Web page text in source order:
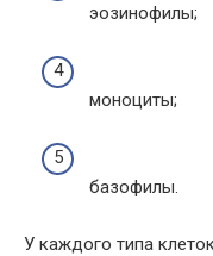
эозинофилы;
моноциты;
базофилы.
У каждого типа